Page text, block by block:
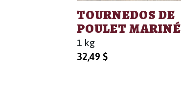
TOURNEDOS DE
POULET MARINÉ
1 kg
32,49 $